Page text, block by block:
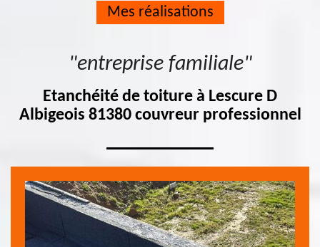
Mes réalisations
"entreprise familiale"
Etanchéité de toiture à Lescure D
Albigeois 81380 couvreur professionnel